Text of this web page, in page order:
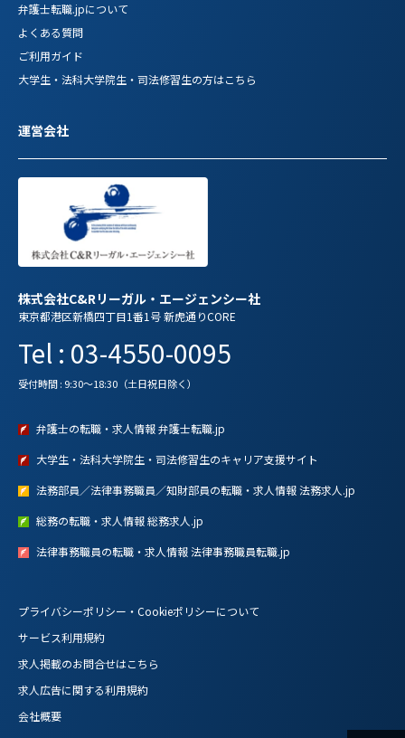
弁護士転職.jpについて
よくある質問
ご利用ガイド
大学生・法科大学院生・司法修習生の方はこちら
運営会社
株式会社C&Rリーガル・エージェンシー社
東京都港区新橋四丁目1番1号 新虎通りCORE
Tel : 03-4550-0095
受付時間 : 9:30～18:30（土日祝日除く）
弁護士の転職・求人情報 弁護士転職.jp
大学生・法科大学院生・司法修習生のキャリア支援サイト
法務部員／法律事務職員／知財部員の転職・求人情報 法務求人.jp
総務の転職・求人情報 総務求人.jp
法律事務職員の転職・求人情報 法律事務職員転職.jp
プライバシーポリシー・Cookieポリシーについて
サービス利用規約
求人掲載のお問合せはこちら
求人広告に関する利用規約
会社概要